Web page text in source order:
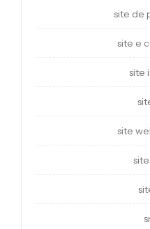
site de
site e
site
site